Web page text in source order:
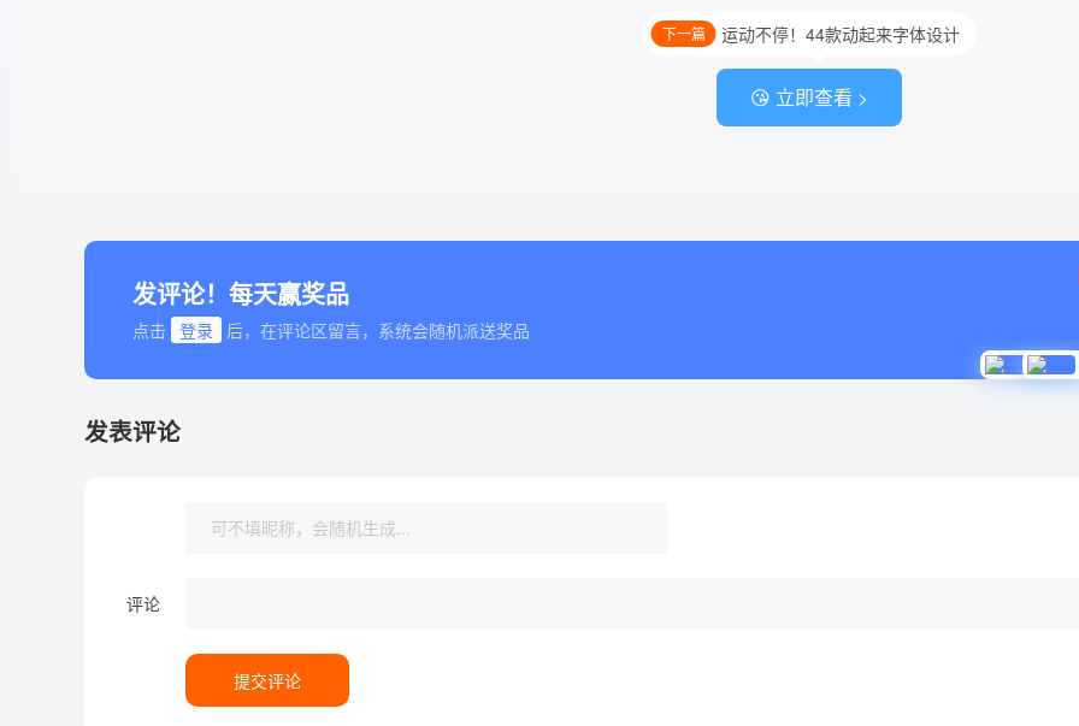
😘 立即查看 >
下一篇 运动不停！44款动起来字体设计
发评论！每天赢奖品
点击 登录 后，在评论区留言，系统会随机派送奖品
发表评论
评论
提交评论